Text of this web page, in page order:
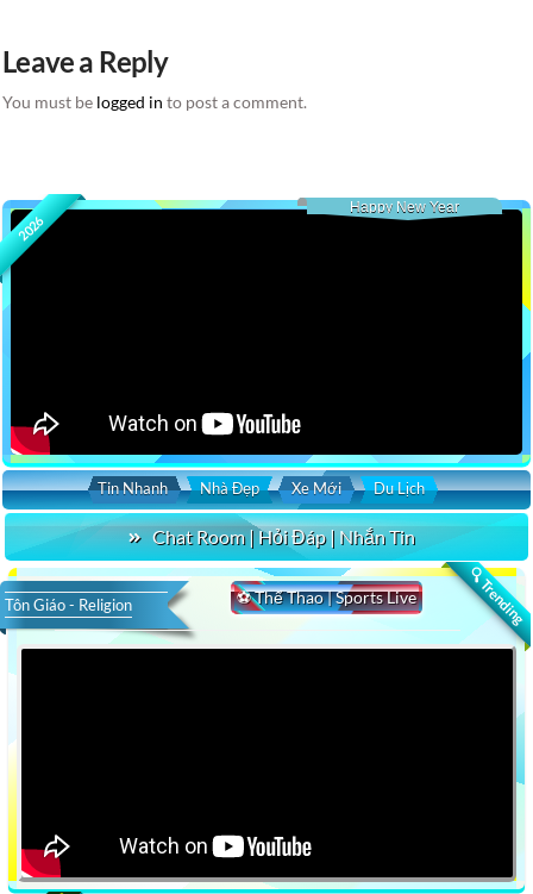
Leave a Reply
You must be logged in to post a comment.
2026
Happy New Year
Tin Nhanh Nhà Đẹp Xe Mới Du Lịch
Chat Room | Hỏi Đáp | Nhắn Tin
🔍 Trending
⚽ Thể Thao | Sports Live
Tôn Giáo - Religion